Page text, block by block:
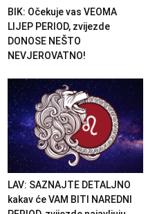
BIK: Očekuje vas VEOMA
LIJEP PERIOD, zvijezde
DONOSE NEŠTO
NEVJEROVATNO!
LAV: SAZNAJTE DETALJNO
kakav će VAM BITI NAREDNI